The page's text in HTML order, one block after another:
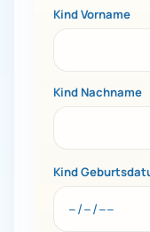
Kind Vorname
Kind Nachname
Kind